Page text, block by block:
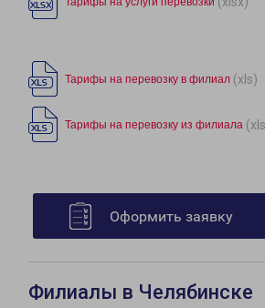
Тарифы на перевозку в филиал (xls)
Тарифы на перевозку из филиала
Оформить заявку
Филиалы в Челябинске